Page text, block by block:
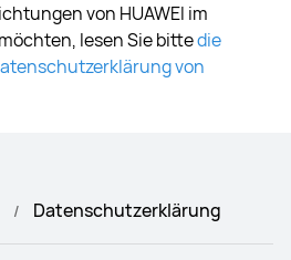
von HUAWEI im
lesen Sie bittedie
von
Datenschutzerklärung